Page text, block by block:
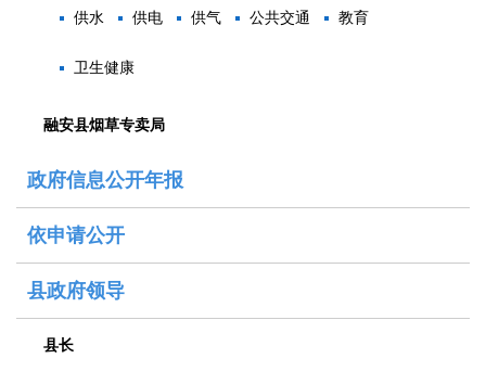
供水 供电 供气 公共交通 教育
卫生健康
融安县烟草专卖局
政府信息公开年报
依申请公开
县政府领导
县长